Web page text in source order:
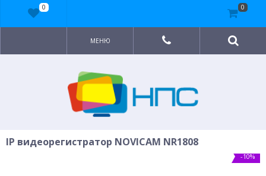
МЕНЮ
IP видеорегистратор NOVICAM NR1808
-10%
0 0